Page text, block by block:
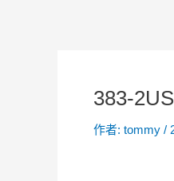
383-
作者: tommy /